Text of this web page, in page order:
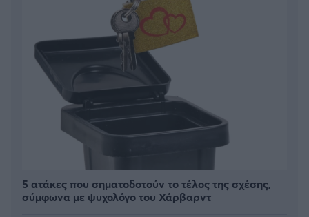
5 ατάκες που σηματοδοτούν το τέλος της σχέσης,
σύμφωνα με ψυχολόγο του Χάρβαρντ